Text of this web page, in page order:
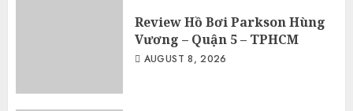
Review Hồ Bơi Parkson Hùng
Vương – Quận 5 – TPHCM
AUGUST 8, 2026